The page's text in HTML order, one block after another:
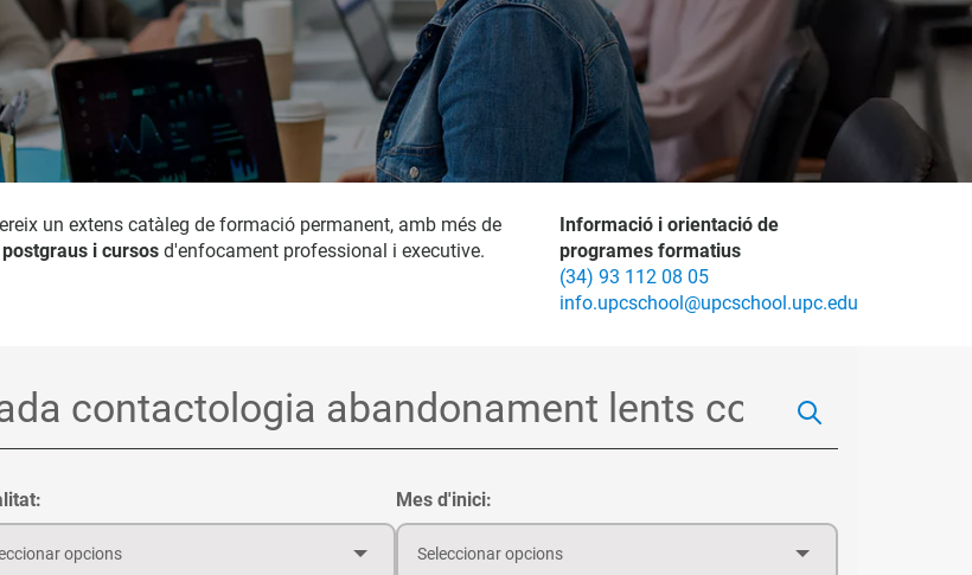
un extens catàleg de formació permanent, amb més de
i cursos d'enfocament professional i executive.
Informació i orientació de
programes formatius
(34) 93 112 08 05
info.upcschool@upcschool.upc.edu
opcions
Mes d'inici:
Seleccionar opcions